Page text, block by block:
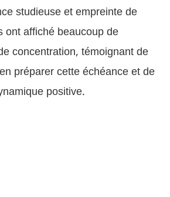
studieuse et empreinte de
ont affiché beaucoup de
concentration, témoignant de
préparer cette échéance et de
positive.